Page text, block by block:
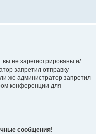
не зарегистрированы и/
запретил отправку
же администратор запретил
конференции для
сообщения!